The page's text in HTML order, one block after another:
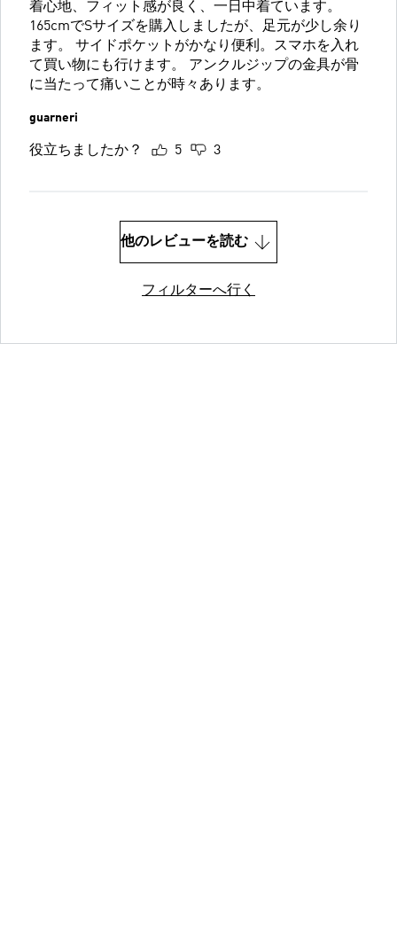
着心地、フィット感が良く、一日中着ています。
165cmでSサイズを購入しましたが、足元が少し余り
ます。 サイドポケットがかなり便利。スマホを入れ
て買い物にも行けます。 アンクルジップの金具が骨
に当たって痛いことが時々あります。
guarneri
役立ちましたか？ 5 3
他のレビューを読む
フィルターへ行く